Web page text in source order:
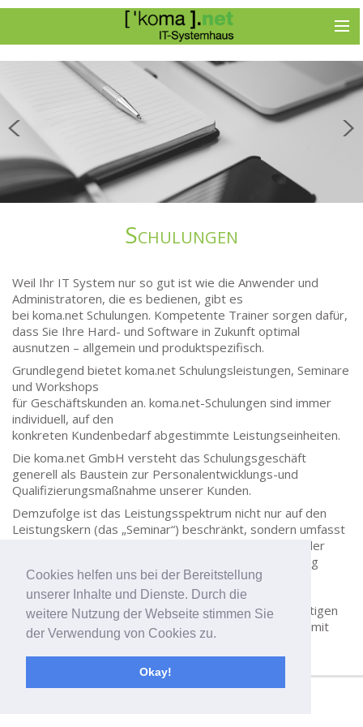
Cookies helfen uns bei der Bereitstellung
unserer Inhalte und Dienste. Durch die
weitere Nutzung der Webseite stimmen Sie
der Verwendung von Cookies zu.
Okay!
Schulungen
Weil Ihr IT System nur so gut ist wie die Anwender und
Administratoren, die es bedienen, gibt es
bei koma.net Schulungen. Kompetente Trainer sorgen dafür,
dass Sie Ihre Hard- und Software in Zukunft optimal
ausnutzen – allgemein und produktspezifisch.
Grundlegend bietet koma.net Schulungsleistungen, Seminare
und Workshops
für Geschäftskunden an. koma.net-Schulungen sind immer
individuell, auf den
konkreten Kundenbedarf abgestimmte Leistungseinheiten.
Die koma.net GmbH versteht das Schulungsgeschäft
generell als Baustein zur Personalentwicklungs-und
Qualifizierungsmaßnahme unserer Kunden.
Demzufolge ist das Leistungsspektrum nicht nur auf den
Leistungskern (das „Seminar“) beschränkt, sondern umfasst
zur Vorbereitung der
Schulung und eine laufende Auswertung/Nachbereitung
solcher Maßnahmen.
In den BereichenOffice und Warenwirtschaftbeschäftigen
wir Trainer, die aktiv an Kundenprojekten arbeiten. Somit
kann Praxiserfahrung garantiert werden.